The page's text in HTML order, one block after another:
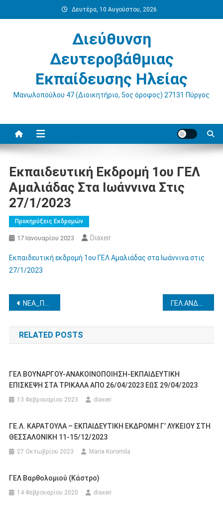
στο
Δευτέρα, 10 Αυγούστου, 2026
Διεύθυνση
Δευτεροβάθμιας
Εκπαίδευσης Ηλείας
Μανωλοπούλου 47 (Διοικητήριο, 5ος όροφος) 27131 Πύργος
Εκπαιδευτική Εκδρομή 1ου ΓΕΛ
Αμαλιάδας Στα Ιωάννινα Στις
27/1/2023
Προκηρύξεις Εκδρομών
17 Ιανουαρίου 2023 Diaxeir
Εκπαιδευτική εκδρομή 1ου ΓΕΛ Αμαλιάδας στα Ιωάννινα στις
27/1/2023
Πλοήγηση
άρθρων
ΝΕΑ_Πρόσκληση εκδήλωσης ενδιαφέροντος εκπαιδευτικών Πρωτοβάθμιας και Δευτεροβάθμιας Εκπαίδευσης για τον ορισμό τους ως μέλη στα Τοπικά Συμβούλια Επιλογής: α) της Διεύθυνσης Πρωτοβάθμιας Εκπαίδευσης Ηλείας και β) της Διεύθυνσης Δευτεροβάθμιας Εκπαίδευσης Ηλείας λόγω ανασυγκρότησης
RELATED POSTS
ΓΕΛ ΒΟΥΝΑΡΓΟΥ-ΑΝΑΚΟΙΝΟΠΟΙΗΣΗ-ΕΚΠΑΙΔΕΥΤΙΚΗ
ΕΠΙΣΚΕΨΗ ΣΤΑ ΤΡΙΚΑΛΑ ΑΠΟ 26/04/2023 ΕΩΣ 29/04/2023
13 Φεβρουαρίου 2023 diaxeir
ΓΕ.Λ. ΚΑΡΑΤΟΥΛΑ – ΕΚΠΑΙΔΕΥΤΙΚΗ ΕΚΔΡΟΜΗ Γ’ ΛΥΚΕΙΟΥ ΣΤΗ
ΘΕΣΣΑΛΟΝΙΚΗ 11-15/12/2023
27 Οκτωβρίου 2023 Maria Koromila
ΓΕΛ Βαρθολομιού (Κάστρο)
14 Φεβρουαρίου 2020 diaxeir